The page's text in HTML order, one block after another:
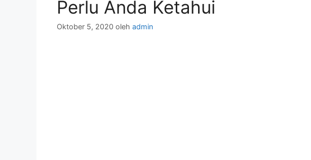
Perlu Anda Ketahui
Oktober 5, 2020 oleh admin